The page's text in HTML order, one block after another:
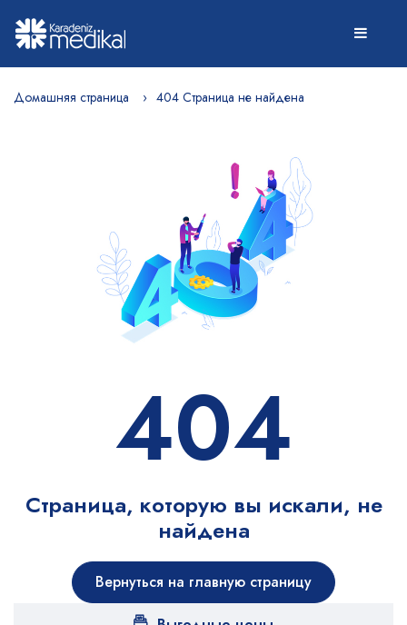
Домашняя страница 404 Страница не найдена
404
Страница, которую вы искали, не
найдена
Вернуться на главную страницу